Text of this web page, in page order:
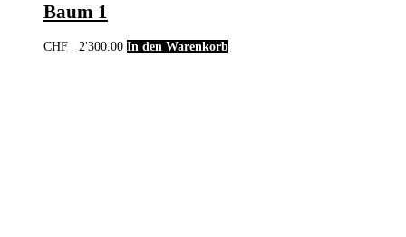
Baum 1
CHF 2'300.00 In den Warenkorb